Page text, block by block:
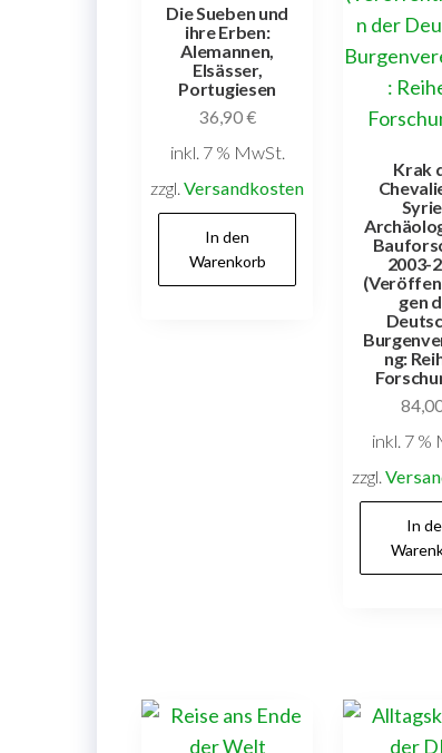
Die Sueben und
ihre Erben:
Alemannen,
Elsässer,
Portugiesen
36,90€
inkl. 7 % MwSt.
zzgl.Versandkosten
In den
Warenkorb
Krak
2003-
gen
ng:
inkl. 7 %
zzgl.
In